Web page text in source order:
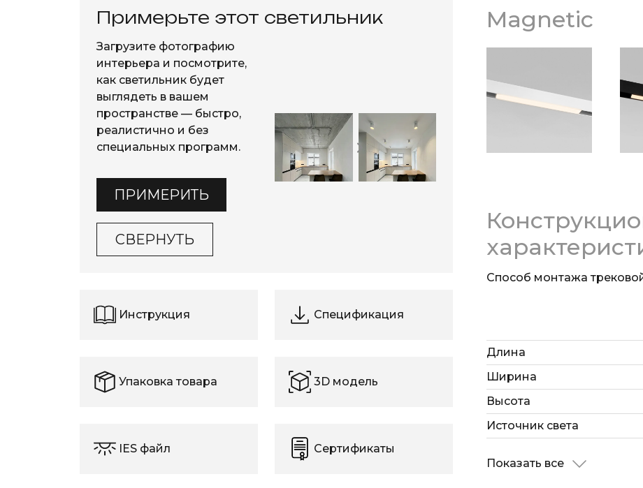
Примерьте этот светильник
Загрузите фотографию
интерьера и посмотрите,
как светильник будет
выглядеть в вашем
пространстве — быстро,
реалистично и без
специальных программ.
ПРИМЕРИТЬ
СВЕРНУТЬ
Инструкция Спецификация
Упаковка товара 3D модель
IES файл Сертификаты
Magnetic
Способ монтажа
Длина
Ширина
Высота
Источник света
Показать все